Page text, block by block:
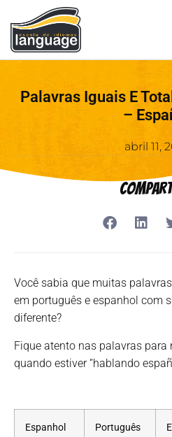
Palavras Iguais E
–
abril 11,
Você sabia que muitas
em português e espanhol com
diferente?
Fique atento nas palavras para
quando estiver “hablando
Espanhol Português